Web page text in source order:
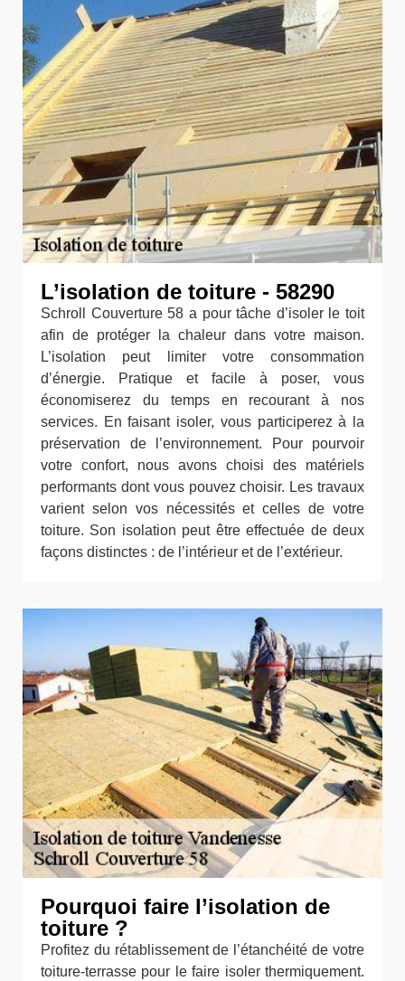
L’isolation de toiture - 58290
Schroll Couverture 58 a pour tâche d’isoler le toit
afin de protéger la chaleur dans votre maison.
L’isolation peut limiter votre consommation
d’énergie. Pratique et facile à poser, vous
économiserez du temps en recourant à nos
services. En faisant isoler, vous participerez à la
préservation de l’environnement. Pour pourvoir
votre confort, nous avons choisi des matériels
performants dont vous pouvez choisir. Les travaux
varient selon vos nécessités et celles de votre
toiture. Son isolation peut être effectuée de deux
façons distinctes : de l’intérieur et de l’extérieur.
Pourquoi faire l’isolation de
toiture ?
Profitez du rétablissement de l’étanchéité de votre
toiture-terrasse pour le faire isoler thermiquement.